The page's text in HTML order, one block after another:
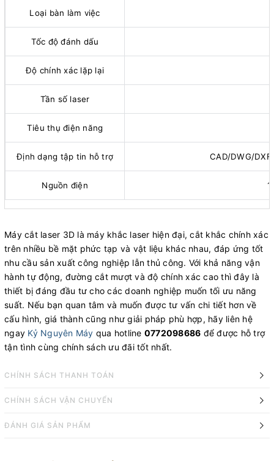
Loại bàn làm việc
Tốc độ đánh dấu
Độ chính xác lặp lại
Tần số laser
Tiêu thụ điện năng
Định dạng tập tin hỗ trợ CAD/DWG/
Nguồn điện
Máy cắt laser 3D là máy khắc laser hiện đại, cắt khắc chính xác
trên nhiều bề mặt phức tạp và vật liệu khác nhau, đáp ứng tốt
nhu cầu sản xuất công nghiệp lẫn thủ công. Với khả năng vận
hành tự động, đường cắt mượt và độ chính xác cao thì đây là
thiết bị đáng đầu tư cho các doanh nghiệp muốn tối ưu năng
suất. Nếu bạn quan tâm và muốn được tư vấn chi tiết hơn về
cấu hình, giá thành cũng như giải pháp phù hợp, hãy liên hệ
ngay Kỷ Nguyên Máy qua hotline 0772098686 để được hỗ trợ
tận tình cùng chính sách ưu đãi tốt nhất.
CHÍNH SÁCH THANH TOÁN
CHÍNH SÁCH VẬN CHUYỂN
ĐÁNH GIÁ SẢN PHẨM